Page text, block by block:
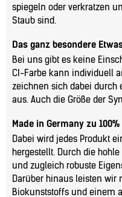
spiegeln oder verkratzen
Staub sind.
Das ganz besondere
Bei uns gibt es keine
CI-Farbe kann individuell
zeichnen sich dabei durch
aus. Auch die Größe der
Made in Germany zu 100%
Dabei wird jedes Produkt
hergestellt. Durch die
und zugleich robuste
Darüber hinaus leisten wir
Biokunststoffs und einem